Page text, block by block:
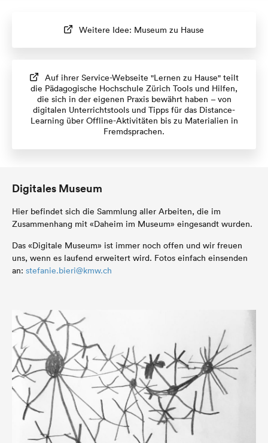
Weitere Idee: Museum zu Hause
Auf ihrer Service-Webseite "Lernen zu Hause" teilt
die Pädagogische Hochschule Zürich Tools und Hilfen,
die sich in der eigenen Praxis bewährt haben – von
digitalen Unterrichtstools und Tipps für das Distance-
Learning über Offline-Aktivitäten bis zu Materialien in
Fremdsprachen.
Digitales Museum
Hier befindet sich die Sammlung aller Arbeiten, die im
Zusammenhang mit «Daheim im Museum» eingesandt wurden.
Das «Digitale Museum» ist immer noch offen und wir freuen
uns, wenn es laufend erweitert wird. Fotos einfach einsenden
an: stefanie.bieri@kmw.ch